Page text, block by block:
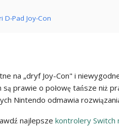
D-Pad Joy-Con
na „dryf Joy-Con" i
są prawie o połowę tańsze niż
Nintendo odmawia
najlepsze kontrolery Switch